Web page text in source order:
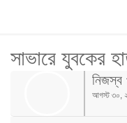
সাভারে যুবকের
নিজস্ব
আগস্ট ৩০,